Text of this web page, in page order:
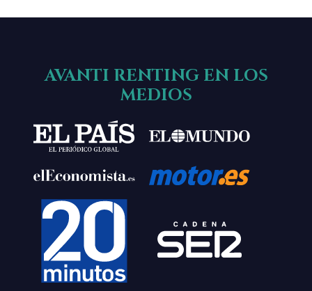
AVANTI RENTING EN LOS
MEDIOS